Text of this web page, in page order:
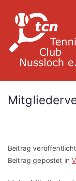
Inhalt
springen
Beitrag
Beitrag gepostet in